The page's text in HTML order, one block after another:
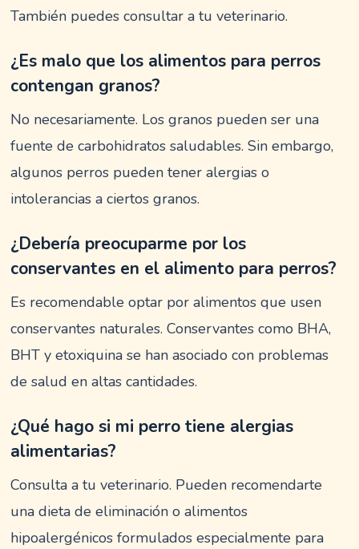
También puedes consultar a tu veterinario.
¿Es malo que los alimentos para perros
contengan granos?
No necesariamente. Los granos pueden ser una
fuente de carbohidratos saludables. Sin embargo,
algunos perros pueden tener alergias o
intolerancias a ciertos granos.
¿Debería preocuparme por los
conservantes en el alimento para perros?
Es recomendable optar por alimentos que usen
conservantes naturales. Conservantes como BHA,
BHT y etoxiquina se han asociado con problemas
de salud en altas cantidades.
¿Qué hago si mi perro tiene alergias
alimentarias?
Consulta a tu veterinario. Pueden recomendarte
una dieta de eliminación o alimentos
hipoalergénicos formulados especialmente para